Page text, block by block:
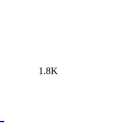
1.8K